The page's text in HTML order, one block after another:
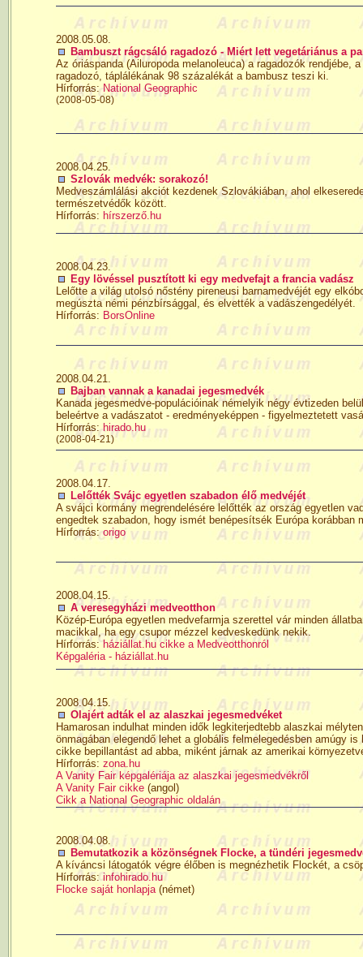
2008.05.08.
Bambuszt rágcsáló ragadozó - Miért lett vegetáriánus a
Az óriáspanda (Ailuropoda melanoleuca) a ragadozók rendjébe,
ragadozó, táplálékának 98 százalékát a bambusz teszi ki.
Hírforrás:National Geographic
(2008-05-08)
2008.04.25.
Szlovák medvék: sorakozó!
Medveszámlálási akciót kezdenek Szlovákiában, ahol
természetvédők között.
Hírforrás: hírszerző.hu
2008.04.23.
Egy lövéssel pusztított ki egy medvefajt a francia vadász
Lelőtte a világ utolsó nőstény pireneusi barnamedvéjét egy
megúszta némi pénzbírsággal, és elvették a vadászengedélyét.
Hírforrás: BorsOnline
2008.04.21.
Bajban vannak a kanadai jegesmedvék
Kanada jegesmedve-populációinak némelyik négy évtizeden
beleértve a vadászatot - eredményeképpen - figyelmeztetett
Hírforrás:hirado.hu
(2008-04-21)
2008.04.17.
Lelőtték Svájc egyetlen szabadon élő medvéjét
A svájci kormány megrendelésére lelőtték az ország egyetlen
engedtek szabadon, hogy ismét benépesítsék Európa korábban
Hírforrás:origo
2008.04.15.
A veresegyházi medveotthon
Közép-Európa egyetlen medvefarmja szerettel vár minden
macikkal, ha egy csupor mézzel kedveskedünk nekik.
Hírforrás: háziállat.hu cikke a Medveotthonról
Képgaléria - háziállat.hu
2008.04.15.
Olajért adták el az alaszkai jegesmedvéket
Hamarosan indulhat minden idők legkiterjedtebb alaszkai
önmagában elegendő lehet a globális felmelegedésben amúgy
cikke bepillantást ad abba, miként járnak az amerikai
Hírforrás: zona.hu
A Vanity Fair képgalériája az alaszkai jegesmedvékről
A Vanity Fair cikke(angol)
Cikk a National Geographic oldalán
2008.04.08.
Bemutatkozik a közönségnek Flocke, a tündéri
A kíváncsi látogatók végre élőben is megnézhetik Flockét, a
Hírforrás: infohirado.hu
Flocke saját honlapja(német)